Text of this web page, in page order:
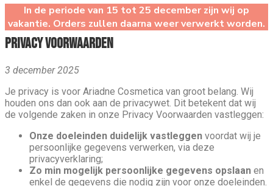
In de periode van 15 tot 25 december zijn wij op
vakantie. Orders zullen daarna weer verwerkt worden.
Privacy voorwaarden
3 december 2025
Je privacy is voor Ariadne Cosmetica van groot belang. Wij
houden ons dan ook aan de privacywet. Dit betekent dat wij
de volgende zaken in onze Privacy Voorwaarden vastleggen:
Onze doeleinden duidelijk vastleggen voordat wij je
persoonlijke gegevens verwerken, via deze
privacyverklaring;
Zo min mogelijk persoonlijke gegevens opslaan en
enkel de gegevens die nodig zijn voor onze doeleinden.